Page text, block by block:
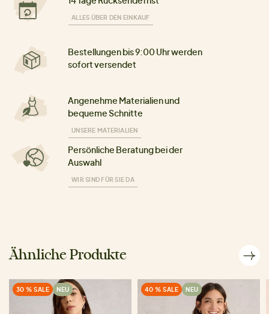
ALLES ÜBER DEN EINKAUF
Bestellungen bis 9:00 Uhr werden
sofort versendet
Angenehme Materialien und
bequeme Schnitte
UNSERE MATERIALIEN
Persönliche Beratung bei der
Auswahl
WIR SIND FÜR SIE DA
Ähnliche Produkte
30 % SALE NEU 40 % SALE NEU